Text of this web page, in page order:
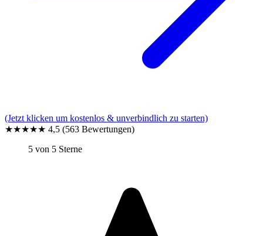
(Jetzt klicken um kostenlos & unverbindlich zu starten)
★★★★★ 4,5 (563 Bewertungen)
5 von 5 Sterne